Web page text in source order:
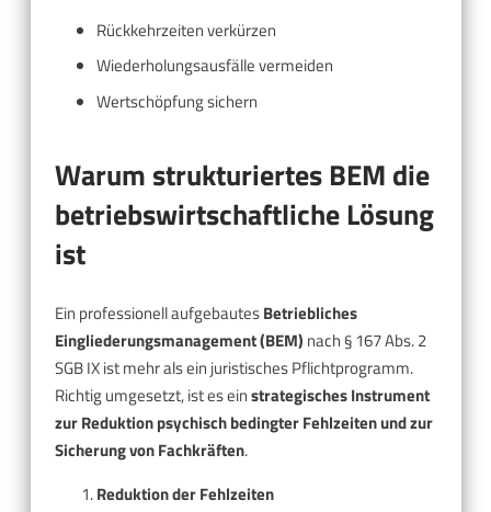
Rückkehrzeiten verkürzen
Wiederholungsausfälle vermeiden
Wertschöpfung sichern
Warum strukturiertes BEM die
betriebswirtschaftliche Lösung
ist
Ein professionell aufgebautesBetriebliches
Eingliederungsmanagement (BEM) nach § 167 Abs. 2
SGB IX ist mehr als ein juristisches Pflichtprogramm.
Richtig umgesetzt, ist es einstrategisches Instrument
zur Reduktion psychisch bedingter Fehlzeiten und zur
Sicherung von Fachkräften.
Reduktion der Fehlzeiten